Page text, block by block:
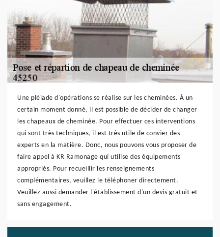
Une pléiade d'opérations se réalise sur les cheminées. À un
certain moment donné, il est possible de décider de changer
les chapeaux de cheminée. Pour effectuer ces interventions
qui sont très techniques, il est très utile de convier des
experts en la matière. Donc, nous pouvons vous proposer de
faire appel à KR Ramonage qui utilise des équipements
appropriés. Pour recueillir les renseignements
complémentaires, veuillez le téléphoner directement.
Veuillez aussi demander l'établissement d'un devis gratuit et
sans engagement.